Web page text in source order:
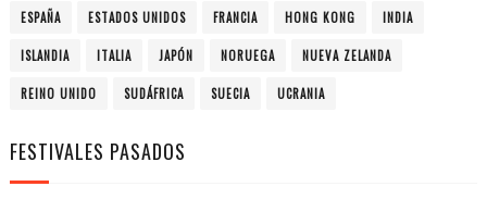
ESPAÑA ESTADOS UNIDOS FRANCIA HONG KONG INDIA
ISLANDIA ITALIA JAPÓN NORUEGA NUEVA ZELANDA
REINO UNIDO SUDÁFRICA SUECIA UCRANIA
FESTIVALES PASADOS